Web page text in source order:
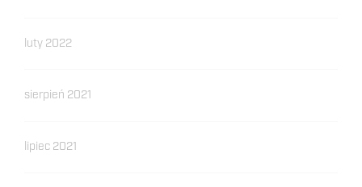
luty 2022
sierpień 2021
lipiec 2021